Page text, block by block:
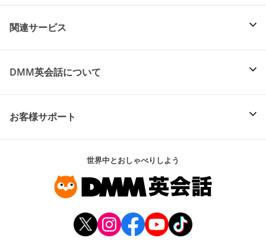
関連サービス
DMM英会話について
お客様サポート
世界中とおしゃべりしよう